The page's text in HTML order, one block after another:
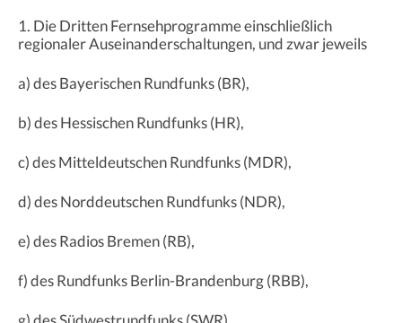
1. Die Dritten Fernsehprogramme einschließlich
regionaler Auseinanderschaltungen, und zwar jeweils
a) des Bayerischen Rundfunks (BR),
b) des Hessischen Rundfunks (HR),
c) des Mitteldeutschen Rundfunks (MDR),
d) des Norddeutschen Rundfunks (NDR),
e) des Radios Bremen (RB),
f) des Rundfunks Berlin-Brandenburg (RBB),